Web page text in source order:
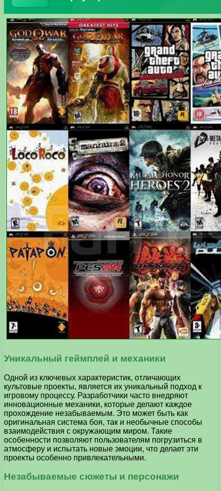
Уникальный геймплей и механики
Одной из ключевых характеристик, отличающих
культовые проекты, является их уникальный подход к
игровому процессу. Разработчики часто внедряют
инновационные механики, которые делают каждое
прохождение незабываемым. Это может быть как
оригинальная система боя, так и необычные способы
взаимодействия с окружающим миром. Такие
особенности позволяют пользователям погрузиться в
атмосферу и испытать новые эмоции, что делает эти
проекты особенно привлекательными.
Незабываемые сюжеты и персонажи